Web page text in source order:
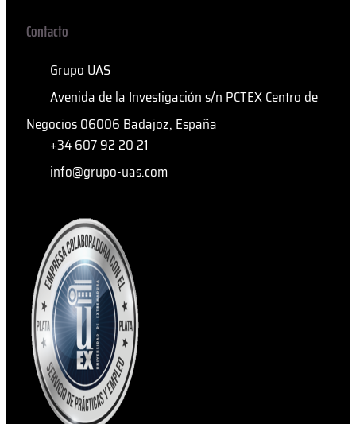
Contacto
Grupo UAS
Avenida de la Investigación s/n PCTEX Centro de
Negocios 06006 Badajoz, España
+34 607 92 20 21
info@grupo-uas.com